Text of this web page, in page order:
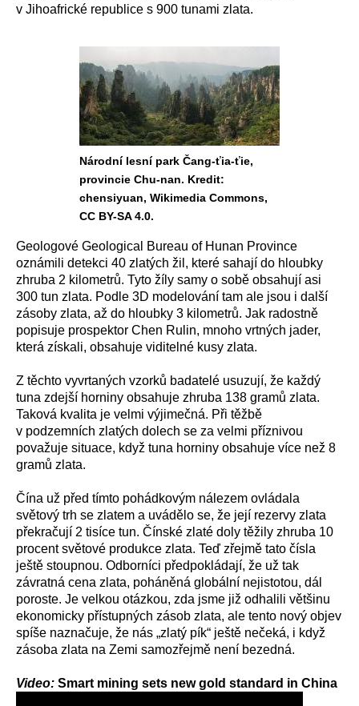
v Jihoafrické republice s 900 tunami zlata.
Národní lesní park Čang-ťia-ťie,
provincie Chu-nan. Kredit:
chensiyuan, Wikimedia Commons,
CC BY-SA 4.0.
Geologové Geological Bureau of Hunan Province
oznámili detekci 40 zlatých žil, které sahají do hloubky
zhruba 2 kilometrů. Tyto žíly samy o sobě obsahují asi
300 tun zlata. Podle 3D modelování tam ale jsou i další
zásoby zlata, až do hloubky 3 kilometrů. Jak radostně
popisuje prospektor Chen Rulin, mnoho vrtných jader,
která získali, obsahuje viditelné kusy zlata.
Z těchto vyvrtaných vzorků badatelé usuzují, že každý
tuna zdejší horniny obsahuje zhruba 138 gramů zlata.
Taková kvalita je velmi výjimečná. Při těžbě
v podzemních zlatých dolech se za velmi příznivou
považuje situace, když tuna horniny obsahuje více než 8
gramů zlata.
Čína už před tímto pohádkovým nálezem ovládala
světový trh se zlatem a uvádělo se, že její rezervy zlata
překračují 2 tisíce tun. Čínské zlaté doly těžily zhruba 10
procent světové produkce zlata. Teď zřejmě tato čísla
ještě stoupnou. Odborníci předpokládají, že už tak
závratná cena zlata, poháněná globální nejistotou, dál
poroste. Je velkou otázkou, zda jsme již odhalili většinu
ekonomicky přístupných zásob zlata, ale tento nový objev
spíše naznačuje, že nás „zlatý pík“ ještě nečeká, i když
zásoba zlata na Zemi samozřejmě není bezedná.
Video: Smart mining sets new gold standard in China